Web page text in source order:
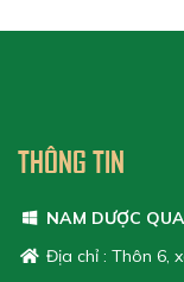
THÔNG TIN
NAM DƯỢC
Địa chỉ : Thôn 6,